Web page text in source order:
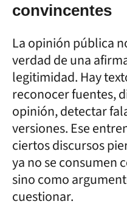
convincentes
La opinión pública
verdad de una
legitimidad. Hay
reconocer fuentes,
opinión, detectar
versiones. Ese
ciertos discursos
ya no se consumen
sino como
cuestionar.